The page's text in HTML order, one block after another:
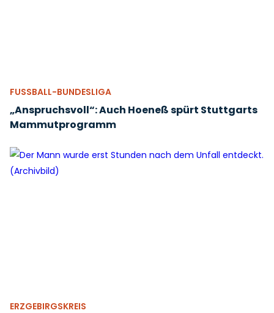
FUSSBALL-BUNDESLIGA
„Anspruchsvoll“: Auch Hoeneß spürt Stuttgarts
Mammutprogramm
ERZGEBIRGSKREIS